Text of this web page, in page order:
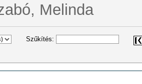
Melinda
Szűkítés: